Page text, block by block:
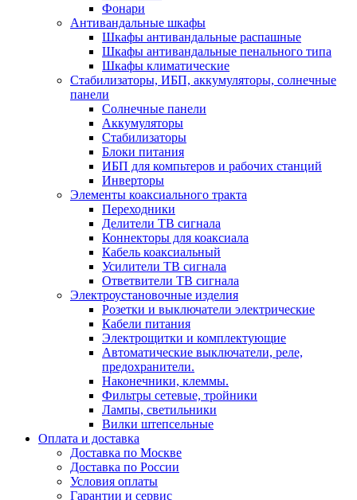
Фонари
Антивандальные шкафы
Шкафы антивандальные распашные
Шкафы антивандальные пенального типа
Шкафы климатические
Стабилизаторы, ИБП, аккумуляторы, солнечные
панели
Солнечные панели
Аккумуляторы
Стабилизаторы
Блоки питания
ИБП для компьтеров и рабочих станций
Инверторы
Элементы коаксиального тракта
Переходники
Делители ТВ сигнала
Коннекторы для коаксиала
Кабель коаксиальный
Усилители ТВ сигнала
Ответвители ТВ сигнала
Электроустановочные изделия
Розетки и выключатели электрические
Кабели питания
Электрощитки и комплектующие
Автоматические выключатели, реле,
предохранители.
Наконечники, клеммы.
Фильтры сетевые, тройники
Лампы, светильники
Вилки штепсельные
Оплата и доставка
Доставка по Москве
Доставка по России
Условия оплаты
Гарантии и сервис